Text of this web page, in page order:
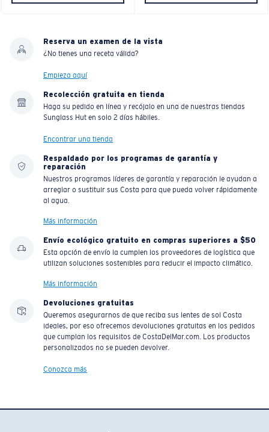
Reserva un examen de la vista
¿No tienes una receta válida?
Empieza aquí
Recolección gratuita en tienda
Haga su pedido en línea y recójalo en una de nuestras tiendas
Sunglass Hut en solo 2 días hábiles.
Encontrar una tienda
Respaldado por los programas de garantía y
reparación
Nuestros programas líderes de garantía y reparación le ayudan a
arreglar o sustituir sus Costa para que pueda volver rápidamente
al agua.
Más información
Envío ecológico gratuito en compras superiores a $50
Esta opción de envío la cumplen los proveedores de logística que
utilizan soluciones sostenibles para reducir el impacto climático.
Más información
Devoluciones gratuitas
Queremos asegurarnos de que reciba sus lentes de sol Costa
ideales, por eso ofrecemos devoluciones gratuitas en los pedidos
que cumplan los requisitos de CostaDelMar.com. Los productos
personalizados no se pueden devolver.
Conozca más